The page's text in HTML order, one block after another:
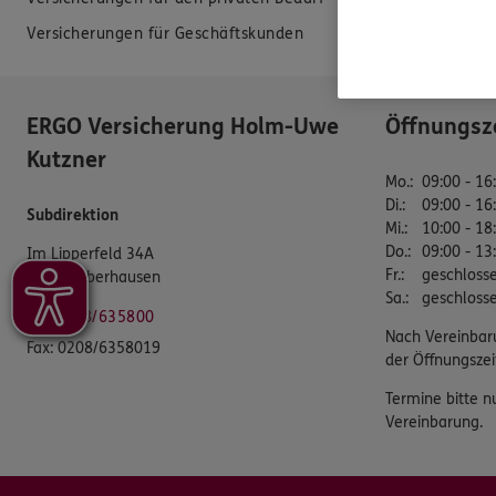
Versicherungen für Geschäftskunden
ERGO Versicherung Holm-Uwe
Kutzner
Subdirektion
Im Lipperfeld 34A
46047 Oberhausen
Tel: 0208/635800
Fax: 0208/6358019
Mo.: 09:00 -
Di.:
09:00 -
Mi.:
10:00 -
Do.: 09:00 -
Fr.:
Sa.:
Nach
der
Termine bitte
Vereinbarung.